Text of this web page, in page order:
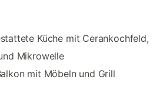
Küche mit Cerankochfeld,
Mikrowelle
mit Möbeln und Grill